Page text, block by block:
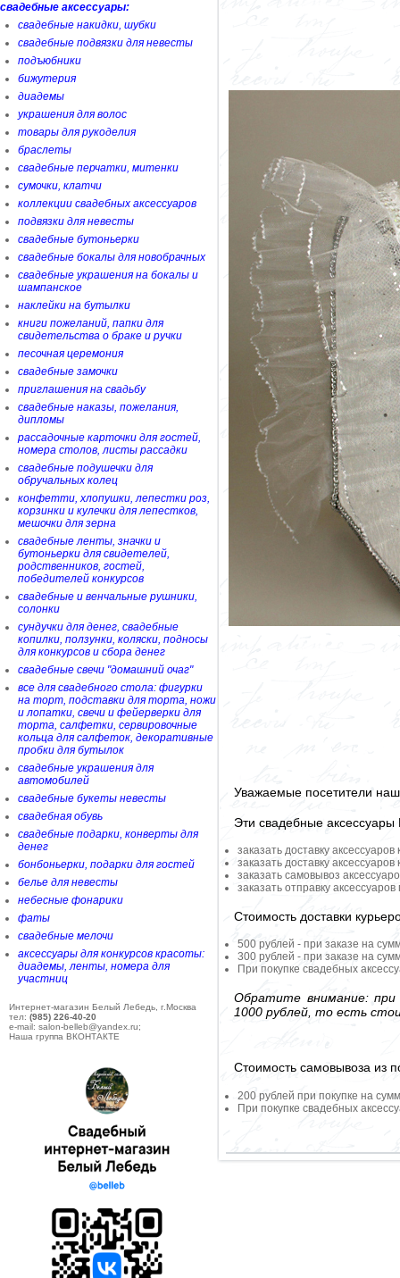
свадебные аксессуары:
свадебные накидки, шубки
свадебные подвязки для невесты
подъюбники
бижутерия
диадемы
украшения для волос
товары для рукоделия
браслеты
свадебные перчатки, митенки
сумочки, клатчи
коллекции свадебных аксессуаров
подвязки для невесты
свадебные бутоньерки
свадебные бокалы для новобрачных
свадебные украшения на бокалы и
шампанское
наклейки на бутылки
книги пожеланий, папки для
свидетельства о браке и ручки
песочная церемония
свадебные замочки
приглашения на свадьбу
свадебные наказы, пожелания,
дипломы
рассадочные карточки для гостей,
номера столов, листы рассадки
свадебные подушечки для
обручальных колец
конфетти, хлопушки, лепестки роз,
корзинки и кулечки для лепестков,
мешочки для зерна
свадебные ленты, значки и
бутоньерки для свидетелей,
родственников, гостей,
победителей конкурсов
свадебные и венчальные рушники,
солонки
сундучки для денег, свадебные
копилки, ползунки, коляски, подносы
для конкурсов и сбора денег
свадебные свечи "домашний очаг"
все для свадебного стола: фигурки
на торт, подставки для торта, ножи
и лопатки, свечи и фейерверки для
торта, салфетки, сервировочные
кольца для салфеток, декоративные
пробки для бутылок
свадебные украшения для
автомобилей
свадебные букеты невесты
свадебная обувь
свадебные подарки, конверты для
денег
бонбоньерки, подарки для гостей
белье для невесты
небесные фонарики
фаты
свадебные мелочи
аксессуары для конкурсов красоты:
диадемы, ленты, номера для
участниц
Интернет-магазин Белый Лебедь, г.Москва
тел: (985) 226-40-20
e-mail: salon-belleb@yandex.ru;
Наша группа ВКОНТАКТЕ
Уважаемые посетители
Эти свадебные
заказать доставку
заказать доставку
заказать самовывоз
заказать отправку
Стоимость доставки
500 рублей - при заказе на
300 рублей - при заказе на
При покупке свадебных
Обратите внимание: при
1000 рублей, то есть
Стоимость самовывоза из
200 рублей при покупке на
При покупке свадебных